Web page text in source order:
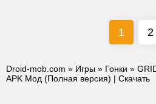
1 2
Droid-mob.com » Игры » Гонки »
APK Мод (Полная версия) | Скачать